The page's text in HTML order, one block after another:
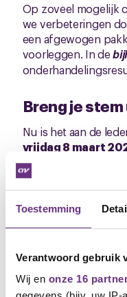
Toestemming
Verantwoord gebruik
Wij en onze 16
Op zoveel mogelijk
we verbeteringen
een afgewogen
voorleggen. In de
Breng je
Nu is het aan de
vrijdag 8 maart
de partijen de uitslag
Kort hierna volgt
mogelijkheid om je
Arjan Baselmans
Bestuurder CNV